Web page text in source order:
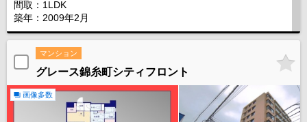
間取：1LDK
築年：2009年2月
マンション
グレース錦糸町シティフロント
画像多数